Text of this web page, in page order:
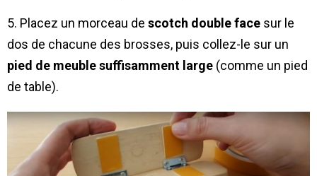
5. Placez un morceau de scotch double face sur le
dos de chacune des brosses, puis collez-le sur un
pied de meuble suffisamment large (comme un pied
de table).